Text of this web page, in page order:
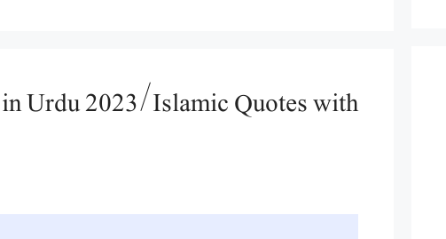
Urdu 2023/Islamic Quotes with